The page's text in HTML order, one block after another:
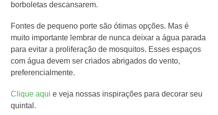
borboletas descansarem.
Fontes de pequeno porte são ótimas opções. Mas é
muito importante lembrar de nunca deixar a água parada
para evitar a proliferação de mosquitos. Esses espaços
com água devem ser criados abrigados do vento,
preferencialmente.
Clique aqui e veja nossas inspirações para decorar seu
quintal.